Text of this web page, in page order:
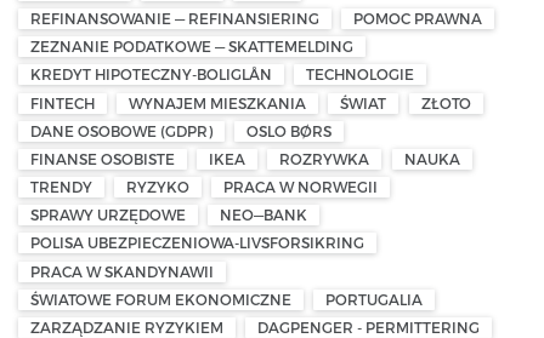
REFINANSOWANIE — REFINANSIERING
POMOC PRAWNA
ZEZNANIE PODATKOWE — SKATTEMELDING
KREDYT HIPOTECZNY-BOLIGLÅN
TECHNOLOGIE
FINTECH
WYNAJEM MIESZKANIA ŚWIAT
ZŁOTO
DANE OSOBOWE (GDPR)
OSLO BØRS
FINANSE OSOBISTE
IKEA ROZRYWKA
NAUKA
TRENDY
RYZYKO
PRACA W NORWEGII
SPRAWY URZĘDOWE
NEO—BANK
POLISA UBEZPIECZENIOWA-LIVSFORSIKRING
PRACA W SKANDYNAWII
ŚWIATOWE FORUM EKONOMICZNE
PORTUGALIA
ZARZĄDZANIE RYZYKIEM
DAGPENGER - PERMITTERING